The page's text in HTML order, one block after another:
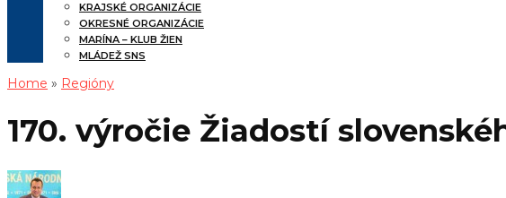
KRAJSKÉ ORGANIZÁCIE
OKRESNÉ ORGANIZÁCIE
MARÍNA – KLUB ŽIEN
MLÁDEŽ SNS
Home » Regióny
170. výročie Žiadostí